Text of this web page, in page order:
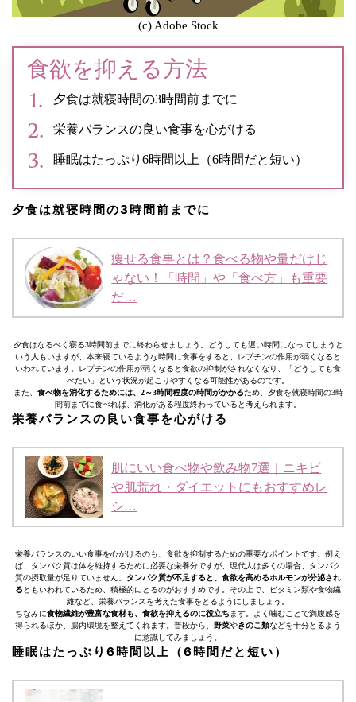
(c) Adobe Stock
食欲を抑える方法
夕食は就寝時間の3時間前までに
栄養バランスの良い食事を心がける
睡眠はたっぷり6時間以上（6時間だと短い）
夕食は就寝時間の3時間前までに
痩せる食事とは？食べる物や量だけじ
ゃない！「時間」や「食べ方」も重要
だ…
夕食はなるべく寝る3時間前までに終わらせましょう。どうしても遅い時間になってしまうと
いう人もいますが、本来寝ているような時間に食事をすると、レプチンの作用が弱くなると
いわれています。レプチンの作用が弱くなると食欲の抑制がされなくなり、「どうしても食
べたい」という状況が起こりやすくなる可能性があるのです。
また、 食べ物を消化するためには、2～3時間程度の時間がかかるため、夕食を就寝時間の3時
間前までに食べれば、消化がある程度終わっていると考えられます。
栄養バランスの良い食事を心がける
肌にいい食べ物や飲み物7選｜ニキビ
や肌荒れ・ダイエットにもおすすめレ
シ…
栄養バランスのいい食事を心がけるのも、食欲を抑制するための重要なポイントです。例え
ば、タンパク質は体を維持するために必要な栄養分ですが、現代人は多くの場合、タンパク
質の摂取量が足りていません。 タンパク質が不足すると、食欲を高めるホルモンが分泌され
る ともいわれているため、積極的にとるのがおすすめです。その上で、ビタミン類や食物繊
維など、栄養バランスを考えた食事をとるようにしましょう。
ちなみに食物繊維が豊富な食材も、食欲を抑えるのに役立ち ます。よく噛むことで満腹感を
得られるほか、腸内環境を整えてくれます。普段から、 野菜やきのこ類などを十分とるよう
に意識してみましょう。
睡眠はたっぷり6時間以上（6時間だと短い）